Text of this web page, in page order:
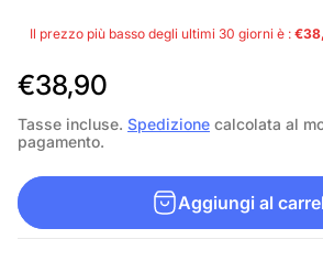
Il prezzo più basso degli ultimi 30 giorni è :
P
r
e
z
z
€38,90
Tasse incluse. Spedizione calcolata al
pagamento.
Aggiungi al